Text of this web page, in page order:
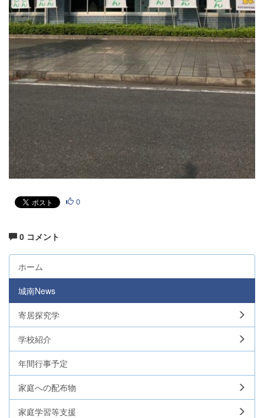
0
0 コメント
ホーム
城南News
寄居探究学
学校紹介
年間行事予定
家庭への配布物
家庭学習等支援